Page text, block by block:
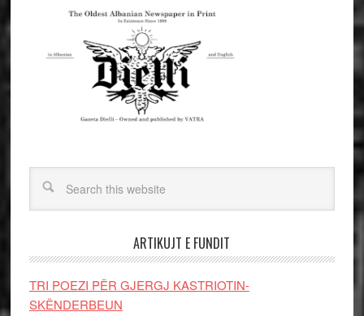
ARTIKUJT E FUNDIT
TRI POEZI PËR GJERGJ KASTRIOTIN-
SKËNDERBEUN